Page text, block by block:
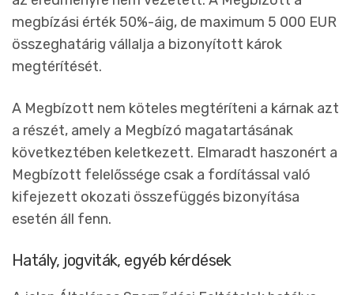
megbízási érték 50%-áig, de maximum 5 000 EUR
összeghatárig vállalja a bizonyított károk
megtérítését.
A Megbízott nem köteles megtéríteni a kárnak azt
a részét, amely a Megbízó magatartásának
következtében keletkezett. Elmaradt haszonért a
Megbízott felelőssége csak a fordítással való
kifejezett okozati összefüggés bizonyítása
esetén áll fenn.
Hatály, jogviták, egyéb kérdések